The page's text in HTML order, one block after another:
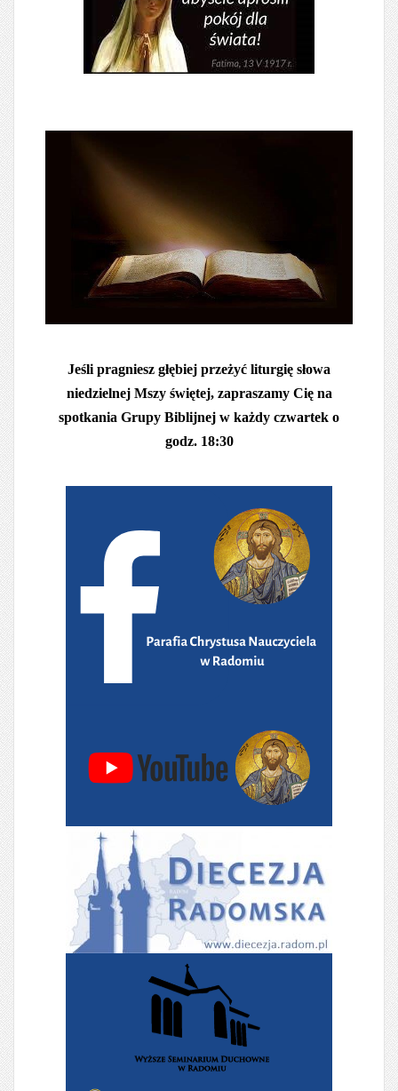
Jeśli pragniesz głębiej przeżyć liturgię słowa
niedzielnej Mszy świętej, zapraszamy Cię na
spotkania Grupy Biblijnej w każdy czwartek o
godz. 18:30